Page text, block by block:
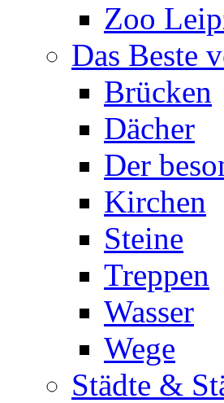
Zoo
Das Beste
Brücken
Dächer
Der
Kirchen
Steine
Treppen
Wasser
Wege
Städte &